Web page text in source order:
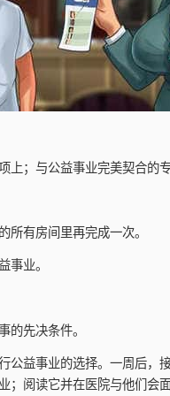
上；与公益事业完美契合的
所有房间里再完成一次。
事业。
的先决条件。
公益事业的选择。一周后，
；阅读它并在医院与他们会